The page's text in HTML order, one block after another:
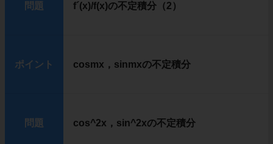
問題 f´(x)/f(x)の不定積分（2）
ポイント cosmx，sinmxの不定積分
問題 cos^2x，sin^2xの不定積分